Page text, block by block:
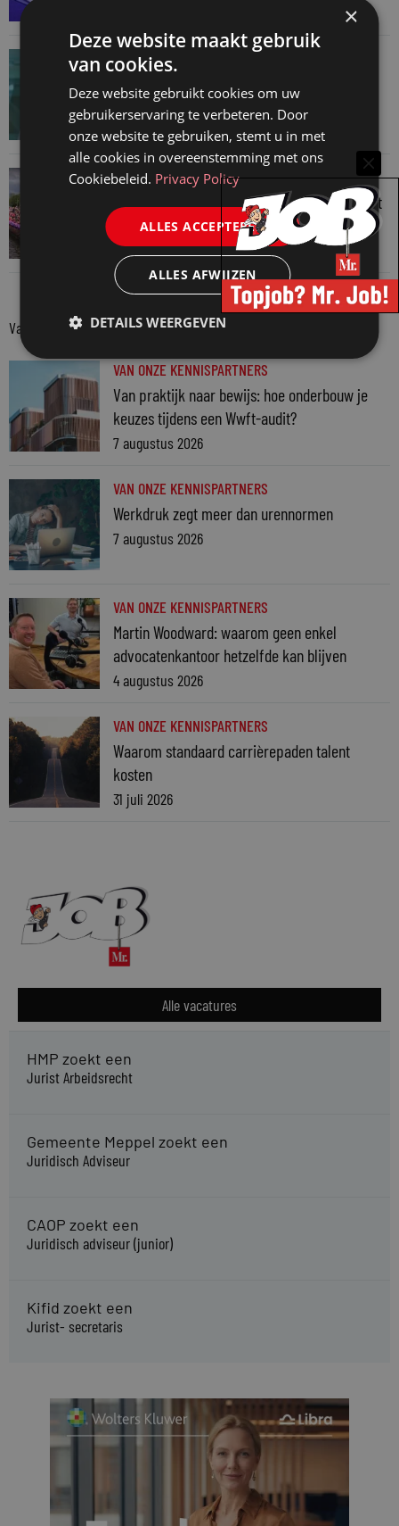
JURIDISCH NIEUWS
Hugo Nieuwenhuizen over puzzels, puzzelen
en taalvondsten
3 augustus 2026
JURIDISCH NIEUWS
Regenboognetwerk van de Rechtspraak vaart
mee met botenparade Pride
3 augustus 2026
Van onze kennispartners
VAN ONZE KENNISPARTNERS
Van praktijk naar bewijs: hoe onderbouw je
keuzes tijdens een Wwft-audit?
7 augustus 2026
VAN ONZE KENNISPARTNERS
Werkdruk zegt meer dan urennormen
7 augustus 2026
VAN ONZE KENNISPARTNERS
Martin Woodward: waarom geen enkel
advocatenkantoor hetzelfde kan blijven
4 augustus 2026
VAN ONZE KENNISPARTNERS
Waarom standaard carrièrepaden talent
kosten
31 juli 2026
Alle vacatures
HMP zoekt een
Jurist Arbeidsrecht
Gemeente Meppel zoekt een
Juridisch Adviseur
CAOP zoekt een
Juridisch adviseur (junior)
Kifid zoekt een
Jurist- secretaris
×
Deze website maakt gebruik
van cookies.
Deze website gebruikt cookies om uw
gebruikerservaring te verbeteren. Door
onze website te gebruiken, stemt u in met
alle cookies in overeenstemming met ons
Cookiebeleid. Privacy Policy
ALLES ACCEPTEREN
ALLES AFWIJZEN
DETAILS WEERGEVEN